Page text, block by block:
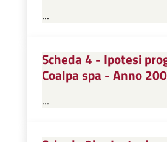
...
Scheda 4 - Ipotesi
Coalpa spa - Anno
...